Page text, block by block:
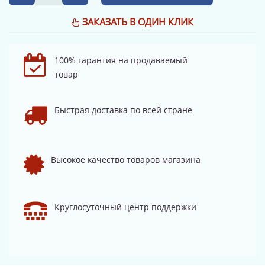
ЗАКАЗАТЬ В ОДИН КЛИК
100% гарантия на продаваемый
товар
Быстрая доставка по всей стране
Высокое качество товаров магазина
Круглосуточный центр поддержки